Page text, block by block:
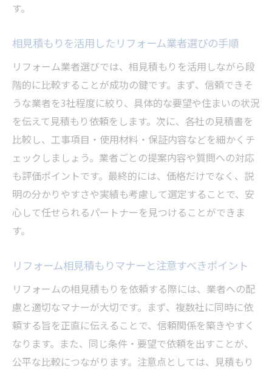
信頼できるリフォーム業者と長く付き合う
コツ
補助金や助成金も活用した安心のリフォー
ム術
リフォームの費用相場を知りトラブルを防
ぐ方法
納得のいくリフォームのための事前準備と
す。
相見積もりを活用したリフォーム業者選びの手順
リフォーム業者選びでは、相見積もりを活用しながら段
階的に比較することが成功の鍵です。まず、信頼できそ
うな業者を3社程度に絞り、具体的な要望や住まいの状況
を伝えて見積もり依頼をします。次に、各社の見積書を
比較し、工事項目・使用材料・保証内容などを細かくチ
ェックしましょう。業者ごとの提案内容や質問への対応
も評価ポイントです。最終的には、価格だけでなく、説
明の分かりやすさや実績も考慮して選定することで、安
心して任せられるパートナーを見つけることができま
す。
リフォーム相見積もりマナーと注意すべきポイント
リフォームの相見積もりを依頼する際には、業者への配
慮と適切なマナーが大切です。まず、複数社に同時に依
頼する旨を正直に伝えることで、信頼関係を築きやすく
なります。また、同じ条件・要望で依頼を出すことが、
公平な比較につながります。注意点としては、見積もり